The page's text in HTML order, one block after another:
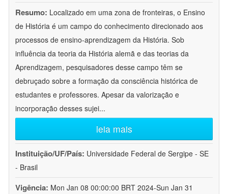
Resumo: Localizado em uma zona de fronteiras, o Ensino
de História é um campo do conhecimento direcionado aos
processos de ensino-aprendizagem da História. Sob
influência da teoria da História alemã e das teorias da
Aprendizagem, pesquisadores desse campo têm se
debruçado sobre a formação da consciência histórica de
estudantes e professores. Apesar da valorização e
incorporação desses sujei...
leia mais
Instituição/UF/País: Universidade Federal de Sergipe - SE
- Brasil
Vigência: Mon Jan 08 00:00:00 BRT 2024-Sun Jan 31